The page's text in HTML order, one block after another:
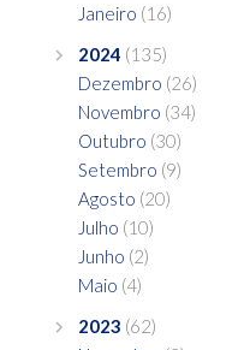
Janeiro (16)
2024 (135)
Dezembro (26)
Novembro (34)
Outubro (30)
Setembro (9)
Agosto (20)
Julho (10)
Junho (2)
Maio (4)
2023 (62)